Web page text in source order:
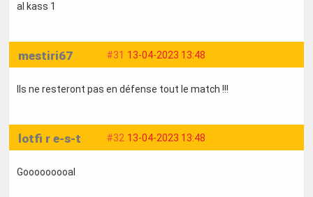
al kass 1
#31 13-04-2023 13:48
mestiri67
Ils ne resteront pas en défense tout le match !!!
#32 13-04-2023 13:48
lotfi r e-s-t
Gooooooooal